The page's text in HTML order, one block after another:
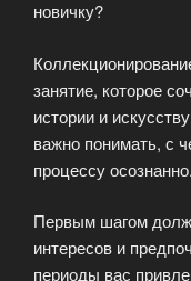
новичку?
занятие, которое
истории и
важно понимать, с
процессу осознанно.
Первым шагом
интересов и
периоды вас